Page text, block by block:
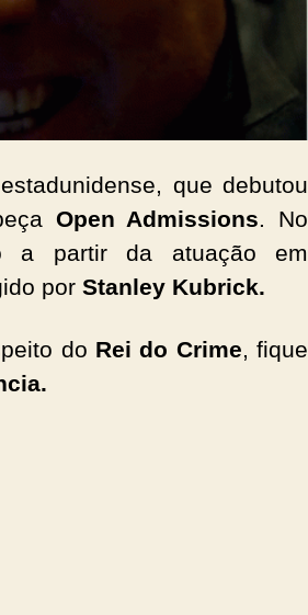
que debutou
Open Admissions. No
a partir da atuação em
por Stanley Kubrick.
do Rei do Crime, fique